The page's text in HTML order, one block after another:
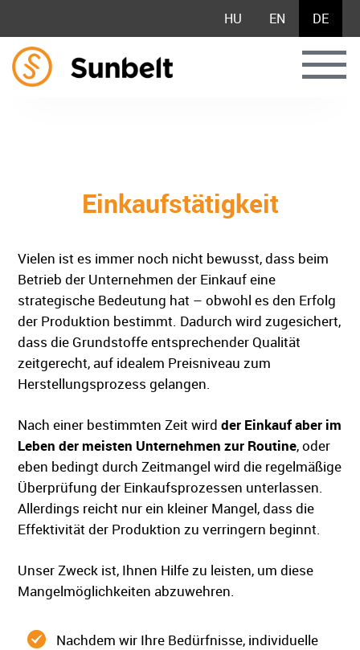
HU EN DE
Einkaufstätigkeit
Vielen ist es immer noch nicht bewusst, dass beim
Betrieb der Unternehmen der Einkauf eine
strategische Bedeutung hat – obwohl es den Erfolg
der Produktion bestimmt. Dadurch wird zugesichert,
dass die Grundstoffe entsprechender Qualität
zeitgerecht, auf idealem Preisniveau zum
Herstellungsprozess gelangen.
Nach einer bestimmten Zeit wirdder Einkauf aber im
Leben der meisten Unternehmen zur Routine, oder
eben bedingt durch Zeitmangel wird die regelmäßige
Überprüfung der Einkaufsprozessen unterlassen.
Allerdings reicht nur ein kleiner Mangel, dass die
Effektivität der Produktion zu verringern beginnt.
Unser Zweck ist, Ihnen Hilfe zu leisten, um diese
Mangelmöglichkeiten abzuwehren.
Nachdem wir Ihre Bedürfnisse, individuelle